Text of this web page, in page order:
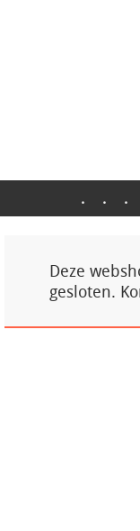
. . .
Deze
gesloten.